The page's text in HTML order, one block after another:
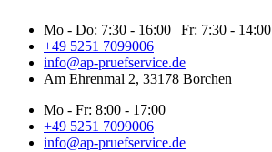
Inhalt
springen
Mo - Do: 7:30 - 16:00 | Fr: 7:30 - 14:00
+49 5251 7099006
info@ap-pruefservice.de
Am Ehrenmal 2, 33178 Borchen
Mo - Fr: 8:00 - 17:00
+49 5251 7099006
info@ap-pruefservice.de